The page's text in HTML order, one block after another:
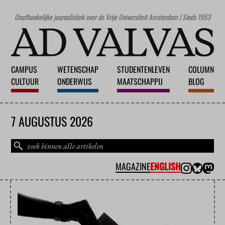
Onafhankelijke journalistiek over de Vrije Universiteit Amsterdam | Sinds 1953
CAMPUS
CULTUUR
WETENSCHAP
ONDERWIJS
STUDENTENLEVEN
MAATSCHAPPIJ
COLUMN
BLOG
7 AUGUSTUS 2026
MAGAZINEENGLISH